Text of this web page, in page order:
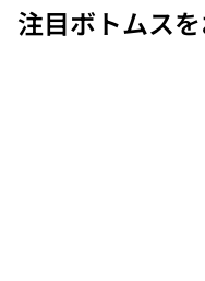
注目ボトムス